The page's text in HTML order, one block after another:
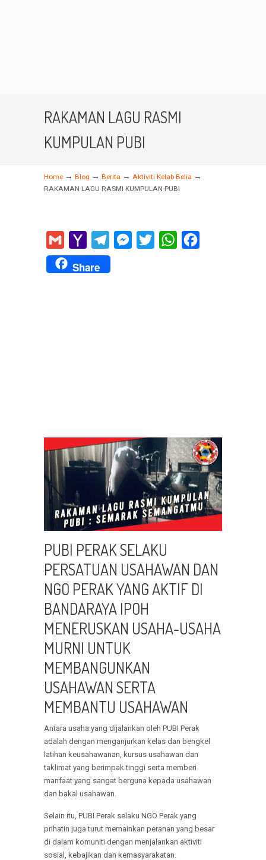
RAKAMAN LAGU RASMI
KUMPULAN PUBI
Home → Blog → Berita → Aktiviti Kelab Belia →
RAKAMAN LAGU RASMI KUMPULAN PUBI
Gmail
Yahoo
Mail
TelegramMessenger
Twitter WhatsApp
Share
PUBI PERAK SELAKU
PERSATUAN USAHAWAN DAN
NGO PERAK YANG AKTIF DI
BANDARAYA IPOH
MENERUSKAN USAHA-USAHA
MURNI UNTUK
MEMBANGUNKAN
USAHAWAN SERTA
MEMBANTU USAHAWAN
Antara usaha yang dijalankan oleh PUBI Perak
adalah dengan menganjurkan kelas dan bengkel
latihan keusahawanan, kursus usahawan dan
taklimat yang berimpak tinggi serta memberi
manfaat yang sangat berguna kepada usahawan
dan bakal usahawan.
Selain itu, PUBI Perak selaku NGO Perak yang
prihatin juga turut memainkan peranan yang besar
di dalam komuniti dengan menjalankan aktiviti
sosial, kebajikan dan kemasyarakatan.